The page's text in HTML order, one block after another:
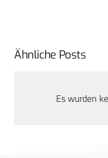
Ähnliche Posts
Es wurden